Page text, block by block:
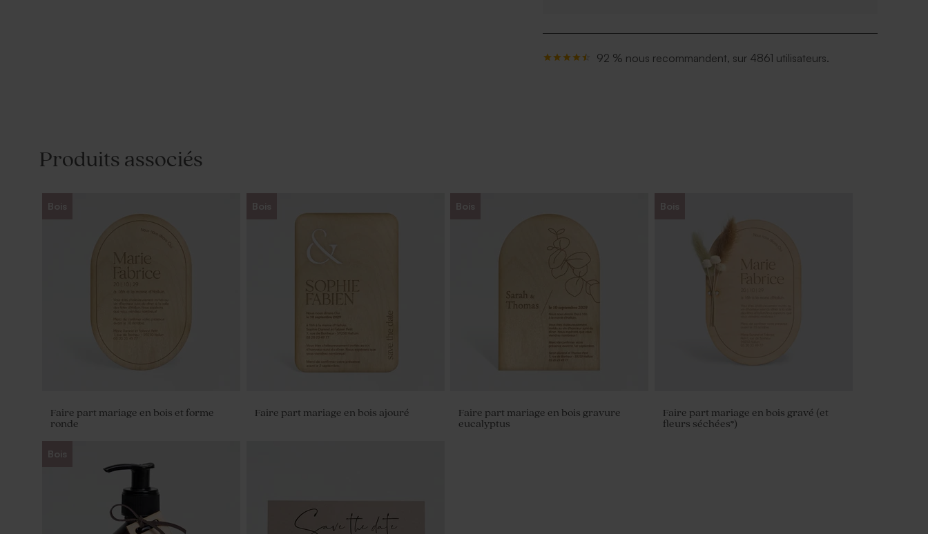
92 % nous recommandent, sur 4861 utilisateurs.
Produits associés
Bois
Faire part mariage en bois et forme
ronde
Bois
Faire part mariage en bois ajouré
Bois
Faire part mariage en bois gravure
eucalyptus
Bois
Faire part mariage en bois gravé (et
fleurs séchées*)
Bois